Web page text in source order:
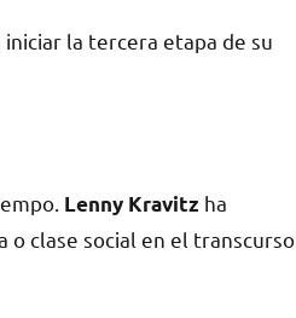
la tercera etapa de su
Lenny Kravitz ha
o clase social en el transcurso